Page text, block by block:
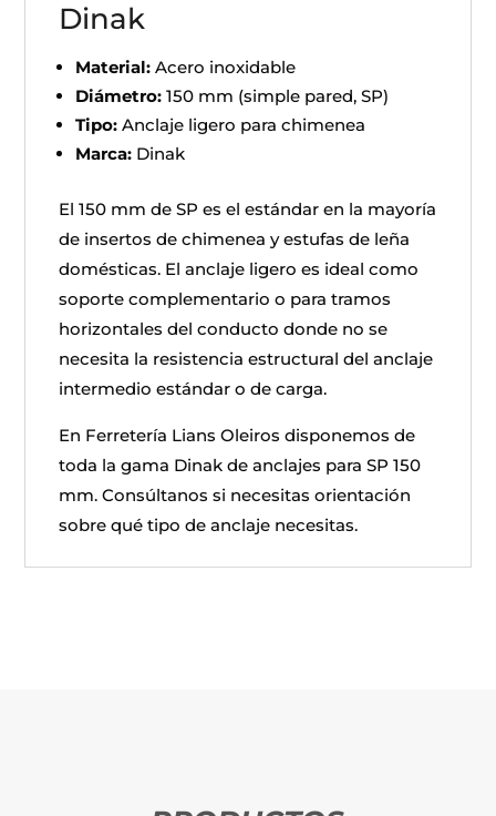
Dinak
Material: Acero inoxidable
Diámetro: 150 mm (simple pared, SP)
Tipo: Anclaje ligero para chimenea
Marca: Dinak
El 150 mm de SP es el estándar en la mayoría
de insertos de chimenea y estufas de leña
domésticas. El anclaje ligero es ideal como
soporte complementario o para tramos
horizontales del conducto donde no se
necesita la resistencia estructural del anclaje
intermedio estándar o de carga.
En Ferretería Lians Oleiros disponemos de
toda la gama Dinak de anclajes para SP 150
mm. Consúltanos si necesitas orientación
sobre qué tipo de anclaje necesitas.